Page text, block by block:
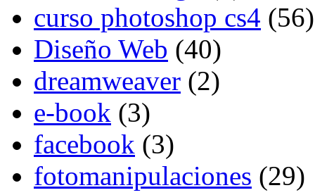
curso photoshop cs4 (56)
Diseño Web (40)
dreamweaver (2)
e-book (3)
facebook (3)
fotomanipulaciones (29)